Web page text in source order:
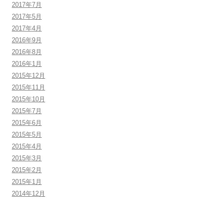
2017年7月
2017年5月
2017年4月
2016年9月
2016年8月
2016年1月
2015年12月
2015年11月
2015年10月
2015年7月
2015年6月
2015年5月
2015年4月
2015年3月
2015年2月
2015年1月
2014年12月